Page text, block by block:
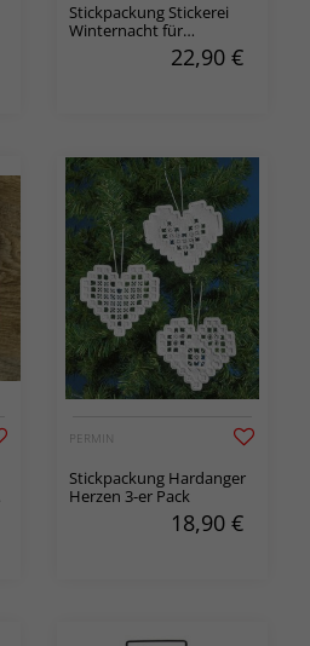
Stickpackung Stickerei
Winternacht für
22,90 €
PERMIN
Stickpackung Hardanger
Herzen 3-er Pack
18,90 €